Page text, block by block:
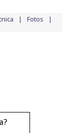
Fotos